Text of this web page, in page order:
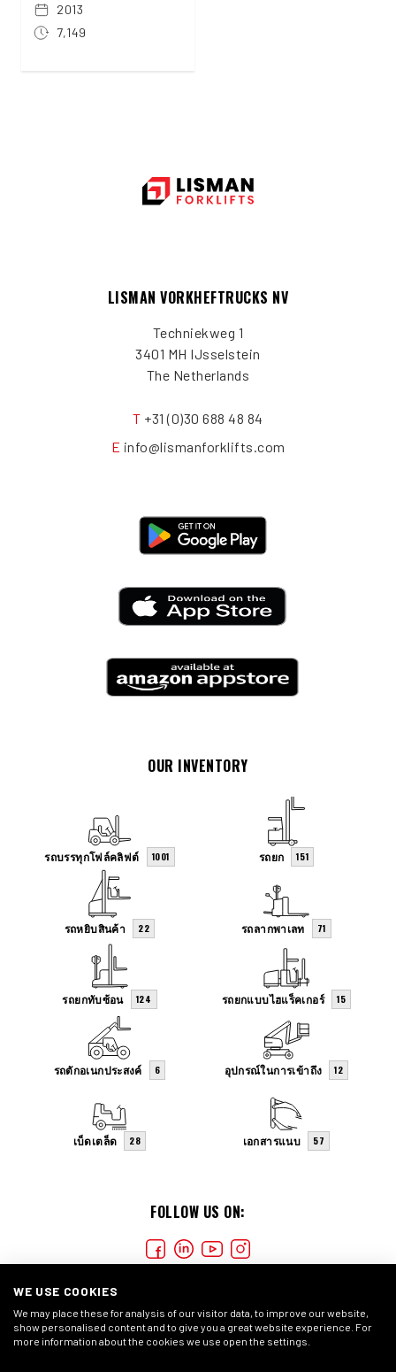
2013
7,149
LISMAN VORKHEFTRUCKS NV
Techniekweg 1
3401 MH IJsselstein
The Netherlands
T +31 (0)30 688 48 84
E info@lismanforklifts.com
FOLLOW US ON:
OUR INVENTORY
รถบรรทุกโฟล์คลิฟต์ 1001 รถยก 151
รถหยิบสินค้า 22 รถลากพาเลท 71
รถยกทับซ้อน 124 รถยกแบบไฮแร็คเกอร์ 15
รถตักอเนกประสงค์ 6 อุปกรณ์ในการเข้าถึง 12
เบ็ดเตล็ด 28 เอกสารแนบ 57
WE USE COOKIES
We may place these for analysis of our visitor data, to improve our website,
show personalised content and to give you a great website experience. For
more information about the cookies we use open the settings.